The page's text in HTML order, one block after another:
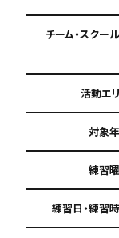
チーム・スクー
活動エ
対象
練習
練習日・練習